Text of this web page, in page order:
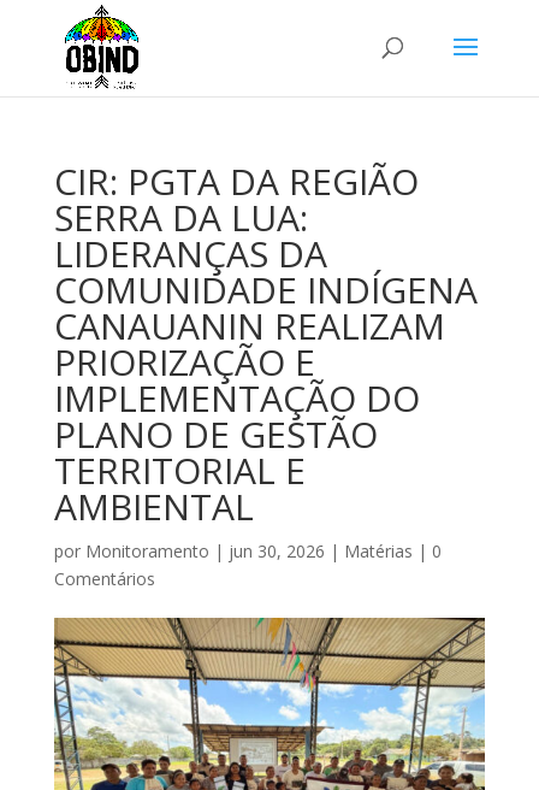
CIR: PGTA DA REGIÃO
SERRA DA LUA:
LIDERANÇAS DA
COMUNIDADE INDÍGENA
CANAUANIN REALIZAM
PRIORIZAÇÃO E
IMPLEMENTAÇÃO DO
PLANO DE GESTÃO
TERRITORIAL E
AMBIENTAL
por Monitoramento | jun 30, 2026 | Matérias | 0
Comentários